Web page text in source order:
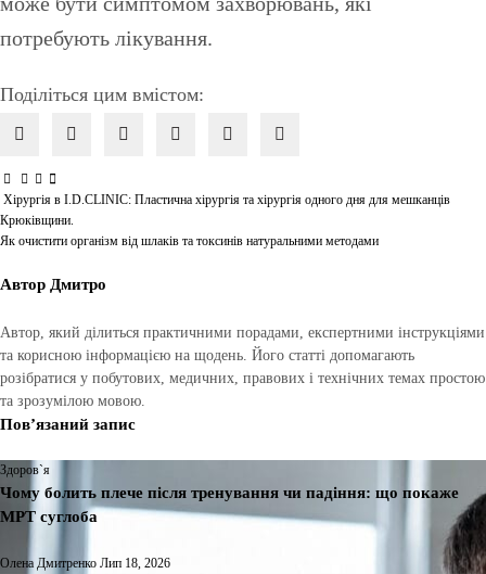
потребують лікування.
Поділіться цим вмістом:
Навігація
записів
Хірургія в I.D.CLINIC: Пластична хірургія та хірургія одного дня для мешканців
Крюківщини.
Як очистити організм від шлаків та токсинів натуральними методами
Автор Дмитро
Автор, який ділиться практичними порадами, експертними інструкціями
та корисною інформацією на щодень. Його статті допомагають
розібратися у побутових, медичних, правових і технічних темах простою
та зрозумілою мовою.
Пов’язаний запис
Здоров`я
Чому болить плече після тренування чи падіння: що покаже
МРТ суглоба
Олена Дмитренко Лип 18, 2026